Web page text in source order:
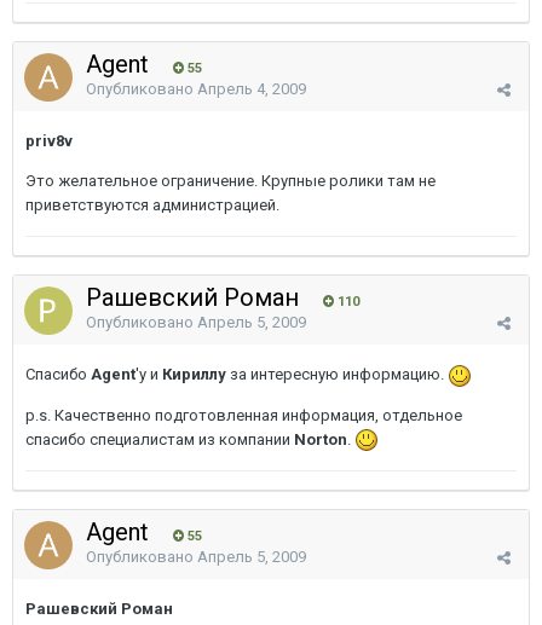
Agent 55
Опубликовано Апрель 4, 2009
priv8v
Это желательное ограничение. Крупные ролики там не
приветствуются администрацией.
Рашевский Роман 110
Опубликовано Апрель 5, 2009
Спасибо Agent'у и Кириллу за интересную информацию.
p.s. Качественно подготовленная информация, отдельное
спасибо специалистам из компании Norton
Agent 55
Опубликовано Апрель 5, 2009
Рашевский Роман